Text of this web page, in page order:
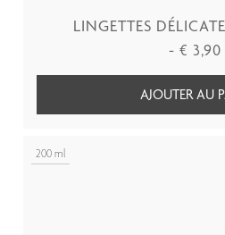
LINGETTES
- € 3,90
AJOUTER AU
200 ml